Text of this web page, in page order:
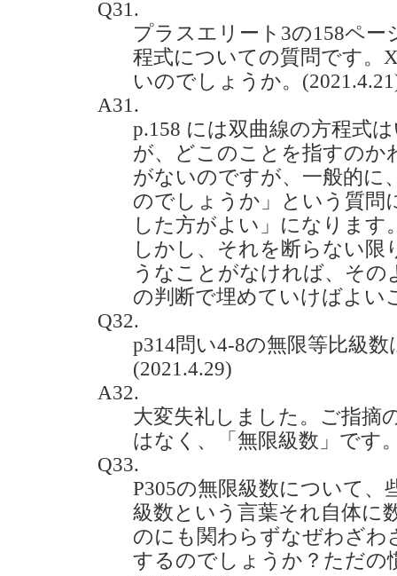
Q31.
プラスエリート3の158ペ
程式についての質問です。
いのでしょうか。
A31.
p.158 には双曲線の方程式
が、どこのことを指すのか
がないのですが、一般的に
のでしょうか」という質問
した方がよい」になります
しかし、それを断らない限
うなことがなければ、その
の判断で埋めていけばよい
Q32.
p314問い4-8の無限等比級
(2021.4.29)
A32.
大変失礼しました。ご指摘
はなく、「無限級数」です
Q33.
P305の無限級数について、
級数という言葉それ自体に
のにも関わらずなぜわざわ
するのでしょうか？ただの